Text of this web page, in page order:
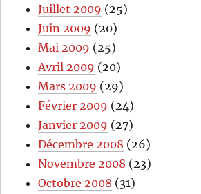
Juillet 2009 (25)
Juin 2009 (20)
Mai 2009 (25)
Avril 2009 (20)
Mars 2009 (29)
Février 2009 (24)
Janvier 2009 (27)
Décembre 2008 (26)
Novembre 2008 (23)
Octobre 2008 (31)